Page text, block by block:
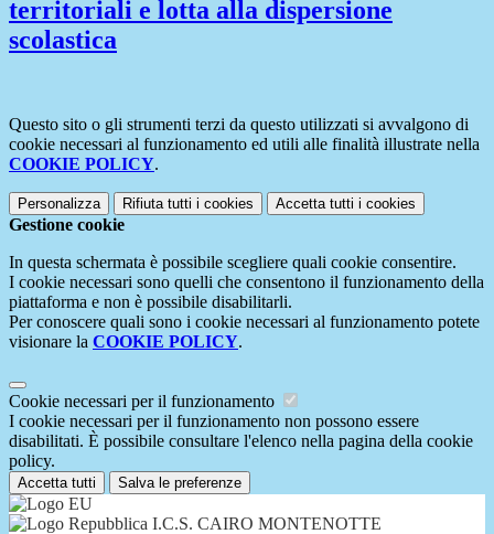
territoriali e lotta alla dispersione
scolastica
Questo sito o gli strumenti terzi da questo utilizzati si avvalgono di
cookie necessari al funzionamento ed utili alle finalità illustrate nella
COOKIE POLICY.
Personalizza Rifiuta tutti i cookies Accetta tutti i cookies
Gestione cookie
In questa schermata è possibile scegliere quali cookie consentire.
I cookie necessari sono quelli che consentono il funzionamento della
piattaforma e non è possibile disabilitarli.
Per conoscere quali sono i cookie necessari al funzionamento potete
visionare la COOKIE POLICY.
Cookie necessari per il funzionamento
I cookie necessari per il funzionamento non possono essere
disabilitati. È possibile consultare l'elenco nella pagina della cookie
policy.
Accetta tutti Salva le preferenze
I.C.S. CAIRO MONTENOTTE